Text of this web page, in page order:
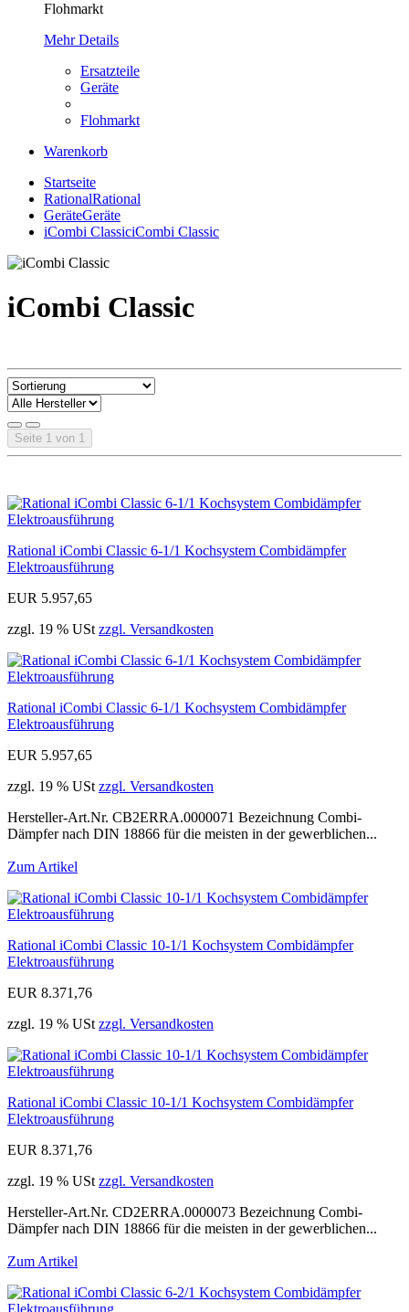
Flohmarkt
Mehr Details
Ersatzteile
Geräte
Flohmarkt
Warenkorb
Startseite
RationalRational
GeräteGeräte
iCombi ClassiciCombi Classic
iCombi Classic
Seite 1 von 1
Rational iCombi Classic 6-1/1 Kochsystem Combidämpfer
Elektroausführung
EUR 5.957,65
zzgl. 19 % USt zzgl. Versandkosten
Rational iCombi Classic 6-1/1 Kochsystem Combidämpfer
Elektroausführung
EUR 5.957,65
zzgl. 19 % USt zzgl. Versandkosten
Hersteller-Art.Nr. CB2ERRA.0000071 Bezeichnung Combi-
Dämpfer nach DIN 18866 für die meisten in der gewerblichen...
Zum Artikel
Rational iCombi Classic 10-1/1 Kochsystem Combidämpfer
Elektroausführung
EUR 8.371,76
zzgl. 19 % USt zzgl. Versandkosten
Rational iCombi Classic 10-1/1 Kochsystem Combidämpfer
Elektroausführung
EUR 8.371,76
zzgl. 19 % USt zzgl. Versandkosten
Hersteller-Art.Nr. CD2ERRA.0000073 Bezeichnung Combi-
Dämpfer nach DIN 18866 für die meisten in der gewerblichen...
Zum Artikel